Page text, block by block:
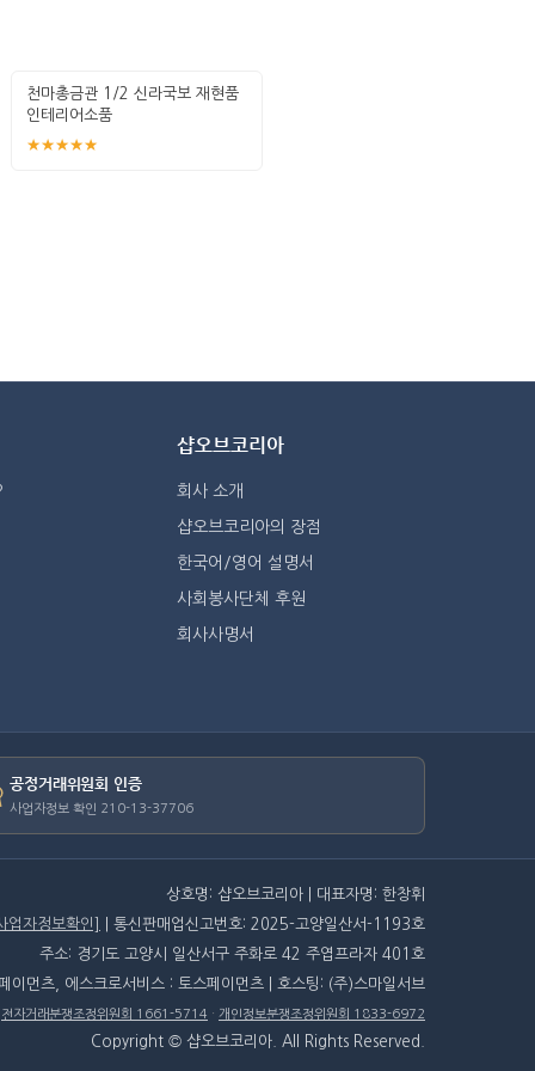
천마총금관 1/2 신라국보 재현품
인테리어소품
★★★★★
샵오브코리아
회사 소개
샵오브코리아의 장점
한국어/영어 설명서
사회봉사단체 후원
회사사명서
공정거래위원회 인증
사업자정보 확인 210-13-37706
상호명: 샵오브코리아 | 대표자명: 한창휘
업자정보확인]
| 통신판매업신고번호: 2025-고양일산서-1193호
주소: 경기도 고양시 일산서구 주화로 42 주엽프라자 401호
이먼츠, 에스크로서비스 : 토스페이먼츠 | 호스팅: (주)스마일서브
전자거래분쟁조정위원회 1661-5714 · 개인정보분쟁조정위원회 1833-6972
Copyright © 샵오브코리아. All Rights Reserved.